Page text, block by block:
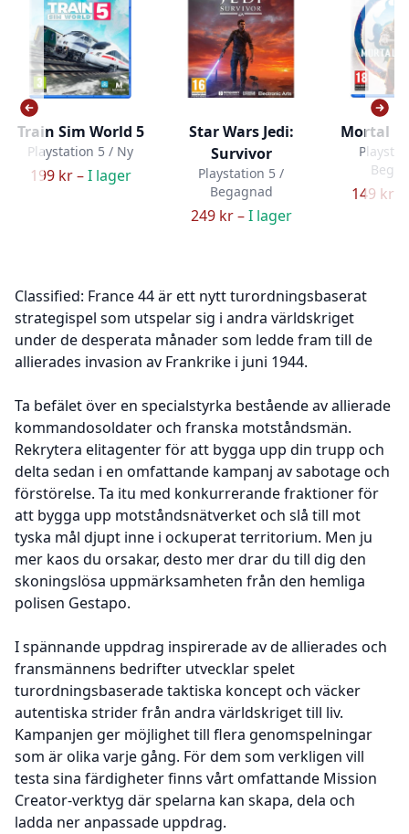
Train Sim World 5
Playstation 5 / Ny
199 kr –I lager
Star Wars Jedi:
Survivor
Playstation 5 /
Begagnad
249 kr –I lager
Mortal
149 kr –
Classified: France 44 är ett nytt turordningsbaserat
strategispel som utspelar sig i andra världskriget
under de desperata månader som ledde fram till de
allierades invasion av Frankrike i juni 1944.
Ta befälet över en specialstyrka bestående av allierade
kommandosoldater och franska motståndsmän.
Rekrytera elitagenter för att bygga upp din trupp och
delta sedan i en omfattande kampanj av sabotage och
förstörelse. Ta itu med konkurrerande fraktioner för
att bygga upp motståndsnätverket och slå till mot
tyska mål djupt inne i ockuperat territorium. Men ju
mer kaos du orsakar, desto mer drar du till dig den
skoningslösa uppmärksamheten från den hemliga
polisen Gestapo.
I spännande uppdrag inspirerade av de allierades och
fransmännens bedrifter utvecklar spelet
turordningsbaserade taktiska koncept och väcker
autentiska strider från andra världskriget till liv.
Kampanjen ger möjlighet till flera genomspelningar
som är olika varje gång. För dem som verkligen vill
testa sina färdigheter finns vårt omfattande Mission
Creator-verktyg där spelarna kan skapa, dela och
ladda ner anpassade uppdrag.